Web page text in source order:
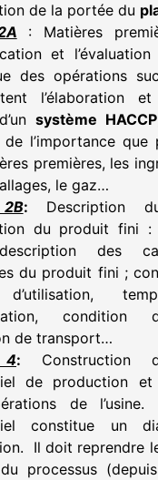
de la portée du
: Matières
et
des opérations
l’élaboration
système HACCP
l’importance que
premières, les
le gaz…
: Description
du produit fini :
des
du produit fini ;
condition
de transport…
4: Construction
de production et
de
constitue un
Il doit reprendre
processus